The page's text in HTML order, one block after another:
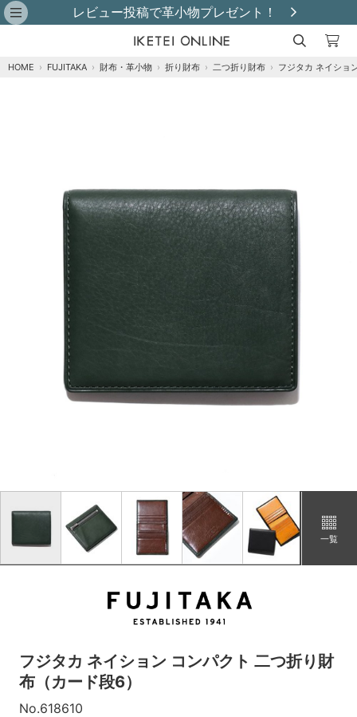
レビュー投稿で革小物プレゼント！
HOME › FUJITAKA › 財布・革小物 › 折り財布 › 二つ折り財布 › フジタカ ネイショ
一覧
フジタカ ネイション コンパクト 二つ折り財
布（カード段6）
No.618610
レゼント！※特典はレビュー確認後、2週間以内
に【ご注文者様のご住所】へ発送いたします。
カートに追加
イエロー
カートに追加